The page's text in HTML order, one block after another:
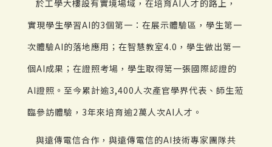
於工學大樓設有實境場域，在培育AI人才的路上，
實現學生學習AI的3個第一：在展示體驗區，學生第一
次體驗AI的落地應用；在智慧教室4.0，學生做出第一
個AI成果；在證照考場，學生取得第一張國際認證的
AI證照。至今累計逾3,400人次產官學界代表、師生蒞
臨參訪體驗，3年來培育逾2萬人次AI人才。
與遠傳電信合作，與遠傳電信的AI技術專家團隊共